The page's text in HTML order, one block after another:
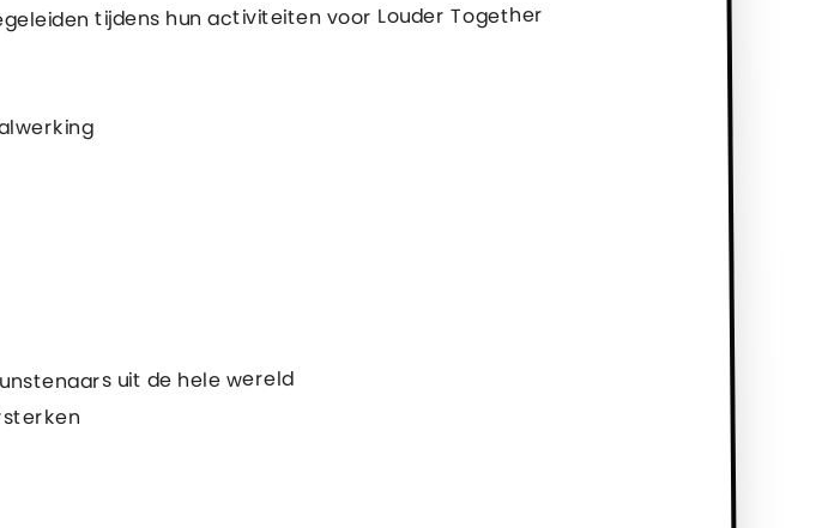
tijdens hun activiteiten voor Louder Together
uit de hele wereld